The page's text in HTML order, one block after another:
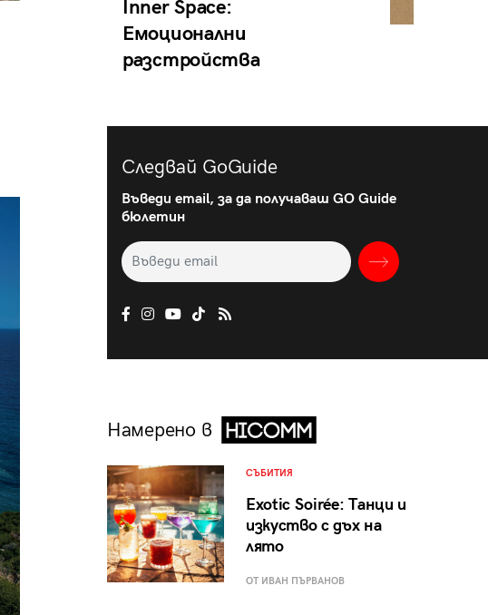
Inner Space:
Емоционални
разстройства
Следвай GoGuide
Въведи email, за да получаваш GO Guide
бюлетин
Намерено в
СЪБИТИЯ
Exotic Soirée: Танци и
изкуство с дъх на
лято
ОТ ИВАН ПЪРВАНОВ